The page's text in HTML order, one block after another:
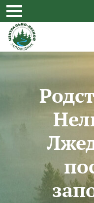
Перейти к основному